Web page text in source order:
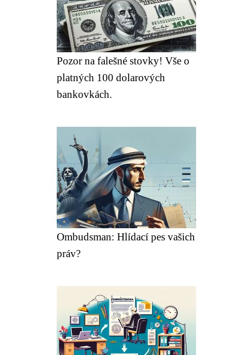
Pozor na falešné stovky! Vše o
platných 100 dolarových
bankovkách.
Ombudsman: Hlídací pes vašich
práv?